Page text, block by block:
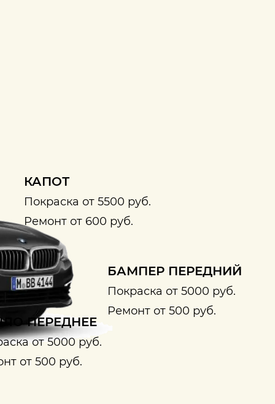
КАПОТ
Покраска от 5500 руб.
Ремонт от 600 руб.
БАМПЕР ПЕРЕДНИЙ
Покраска от 5000 руб.
Ремонт от 500 руб.
ПЕРЕДНЕЕ
от 5000 руб.
от 500 руб.